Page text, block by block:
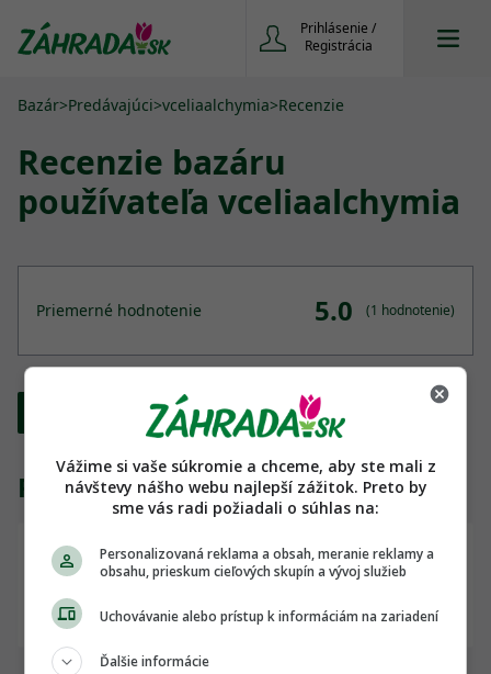
Prihlásenie /
Registrácia
Bazár>Predávajúci>vceliaalchymia>Recenzie
Recenzie bazáru
používateľa vceliaalchymia
Priemerné hodnotenie 5.0 (1 hodnotenie)
+ Pridaj svoju recenziu
Recenzie:
miselaho 5/5⭐⭐⭐⭐⭐ 06.06.2018
odporúčam.
Vážime si vaše súkromie a chceme, aby ste mali z
návštevy nášho webu najlepší zážitok. Preto by
sme vás radi požiadali o súhlas na:
Personalizovaná reklama a obsah, meranie reklamy a
obsahu, prieskum cieľových skupín a vývoj služieb
Uchovávanie alebo prístup k informáciám na zariadení
Ďalšie informácie